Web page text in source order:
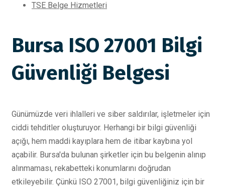
TSE Belge Hizmetleri
Bursa ISO 27001 Bilgi
Güvenliği Belgesi
Günümüzde veri ihlalleri ve siber saldırılar, işletmeler için
ciddi tehditler oluşturuyor. Herhangi bir bilgi güvenliği
açığı, hem maddi kayıplara hem de itibar kaybına yol
açabilir. Bursa'da bulunan şirketler için bu belgenin alınıp
alınmaması, rekabetteki konumlarını doğrudan
etkileyebilir. Çünkü ISO 27001, bilgi güvenliğiniz için bir